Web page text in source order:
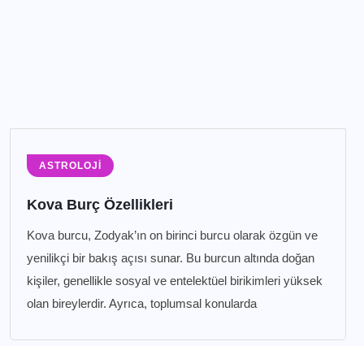
ASTROLOJI
Kova Burç Özellikleri
Kova burcu, Zodyak’ın on birinci burcu olarak özgün ve
yenilikçi bir bakış açısı sunar. Bu burcun altında doğan
kişiler, genellikle sosyal ve entelektüel birikimleri yüksek
olan bireylerdir. Ayrıca, toplumsal konularda